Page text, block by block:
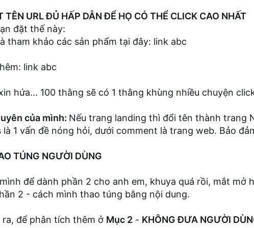
TÊN URL ĐỦ HẤP DẪN ĐỂ HỌ CÓ THỂ CLICK CAO NHẤT
đặt thế này:
tham khảo các sản phẩm tại đây: link abc
link abc
hứa... 100 thằng sẽ có 1 thằng khùng nhiều chuyện
của mình: Nếu trang landing thì đổi tên thành trang
là 1 vấn đề nóng hỏi, dưới comment là trang web. Bảo
TÚNG NGƯỜI DÙNG
để dành phần 2 cho anh em, khuya quá rồi, mắt
2 - cách mình thao túng bằng nội dung.
ra, để phân tích thêm ở Mục 2 - KHÔNG ĐƯA NGƯỜI